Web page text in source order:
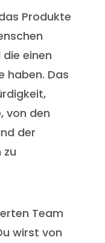
Produkte
einen
haben. Das
von den
der
zu
Team
wirst von